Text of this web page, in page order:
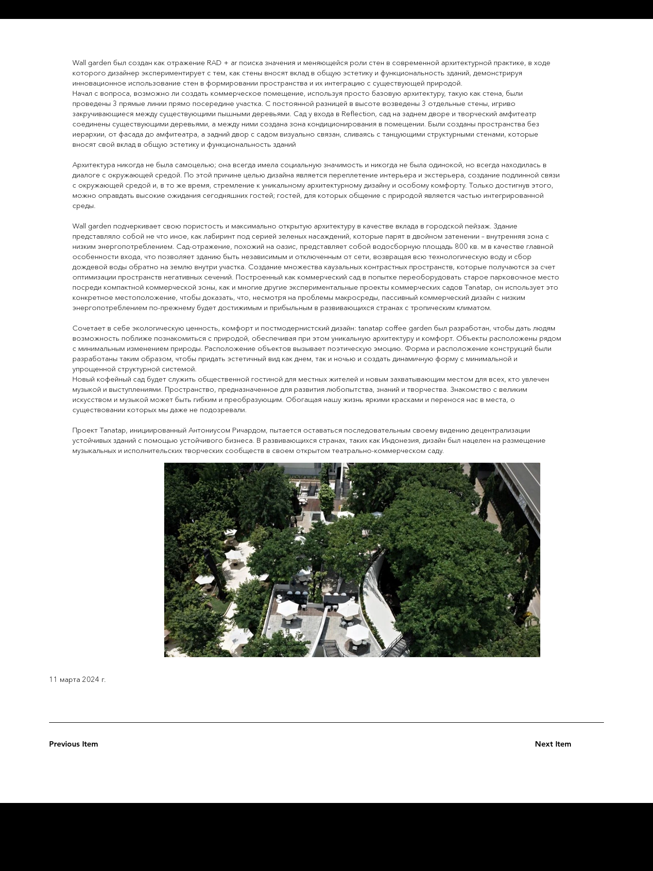
Wall garden был создан как отражение RAD + ar поиска значения и меняющейся роли стен в современной архитектурной практике, в ходе
которого дизайнер экспериментирует с тем, как стены вносят вклад в общую эстетику и функциональность зданий, демонстрируя
инновационное использование стен в формировании пространства и их интеграцию с существующей природой.
Начал с вопроса, возможно ли создать коммерческое помещение, используя просто базовую архитектуру, такую как стена, были
проведены 3 прямые линии прямо посередине участка. С постоянной разницей в высоте возведены 3 отдельные стены, игриво
закручивающиеся между существующими пышными деревьями. Сад у входа в Reflection, сад на заднем дворе и творческий амфитеатр
соединены существующими деревьями, а между ними создана зона кондиционирования в помещении. Были созданы пространства без
иерархии, от фасада до амфитеатра, а задний двор с садом визуально связан, сливаясь с танцующими структурными стенами, которые
вносят свой вклад в общую эстетику и функциональность зданий
Архитектура никогда не была самоцелью; она всегда имела социальную значимость и никогда не была одинокой, но всегда находилась в
диалоге с окружающей средой. По этой причине целью дизайна является переплетение интерьера и экстерьера, создание подлинной связи
с окружающей средой и, в то же время, стремление к уникальному архитектурному дизайну и особому комфорту. Только достигнув этого,
можно оправдать высокие ожидания сегодняшних гостей; гостей, для которых общение с природой является частью интегрированной
среды.
Wall garden подчеркивает свою пористость и максимально открытую архитектуру в качестве вклада в городской пейзаж. Здание
представляло собой не что иное, как лабиринт под серией зеленых насаждений, которые парят в двойном затенении – внутренняя зона с
низким энергопотреблением. Сад-отражение, похожий на оазис, представляет собой водосборную площадь 800 кв. м в качестве главной
особенности входа, что позволяет зданию быть независимым и отключенным от сети, возвращая всю технологическую воду и сбор
дождевой воды обратно на землю внутри участка. Создание множества каузальных контрастных пространств, которые получаются за счет
оптимизации пространств негативных сечений. Построенный как коммерческий сад в попытке переоборудовать старое парковочное место
посреди компактной коммерческой зоны, как и многие другие экспериментальные проекты коммерческих садов Tanatap, он использует это
конкретное местоположение, чтобы доказать, что, несмотря на проблемы макросреды, пассивный коммерческий дизайн с низким
энергопотреблением по-прежнему будет достижимым и прибыльным в развивающихся странах с тропическим климатом.
Сочетает в себе экологическую ценность, комфорт и постмодернистский дизайн: tanatap coffee garden был разработан, чтобы дать людям
возможность поближе познакомиться с природой, обеспечивая при этом уникальную архитектуру и комфорт. Объекты расположены рядом
с минимальным изменением природы. Расположение объектов вызывает поэтическую эмоцию. Форма и расположение конструкций были
разработаны таким образом, чтобы придать эстетичный вид как днем, так и ночью и создать динамичную форму с минимальной и
упрощенной структурной системой.
Новый кофейный сад будет служить общественной гостиной для местных жителей и новым захватывающим местом для всех, кто увлечен
музыкой и выступлениями. Пространство, предназначенное для развития любопытства, знаний и творчества. Знакомство с великим
искусством и музыкой может быть гибким и преобразующим. Обогащая нашу жизнь яркими красками и перенося нас в места, о
существовании которых мы даже не подозревали.
Проект Tanatap, инициированный Антониусом Ричардом, пытается оставаться последовательным своему видению децентрализации
устойчивых зданий с помощью устойчивого бизнеса. В развивающихся странах, таких как Индонезия, дизайн был нацелен на размещение
музыкальных и исполнительских творческих сообществ в своем открытом театрально-коммерческом саду.
11 марта 2024 г.
Previous Item Next Item